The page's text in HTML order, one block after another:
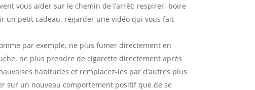
vous aider sur le chemin de l’arrêt: respirer, boire
un petit cadeau, regarder une vidéo qui vous fait
par exemple, ne plus fumer directement en
ne plus prendre de cigarette directement après
habitudes et remplacez-les par d’autres plus
sur un nouveau comportement positif que de se